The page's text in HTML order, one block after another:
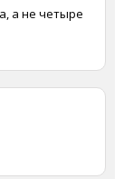
а не четыре